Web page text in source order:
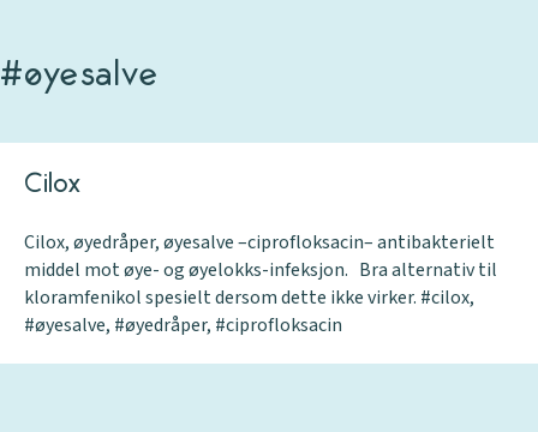
#øyesalve
Cilox
Cilox, øyedråper, øyesalve –ciprofloksacin– antibakterielt
middel mot øye- og øyelokks-infeksjon. Bra alternativ til
kloramfenikol spesielt dersom dette ikke virker. #cilox,
#øyesalve, #øyedråper, #ciprofloksacin